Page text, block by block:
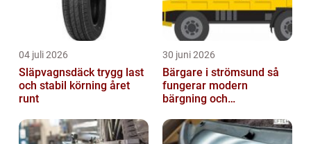
04 juli 2026
Släpvagnsdäck trygg last
och stabil körning året
runt
30 juni 2026
Bärgare i strömsund så
fungerar modern
bärgning och